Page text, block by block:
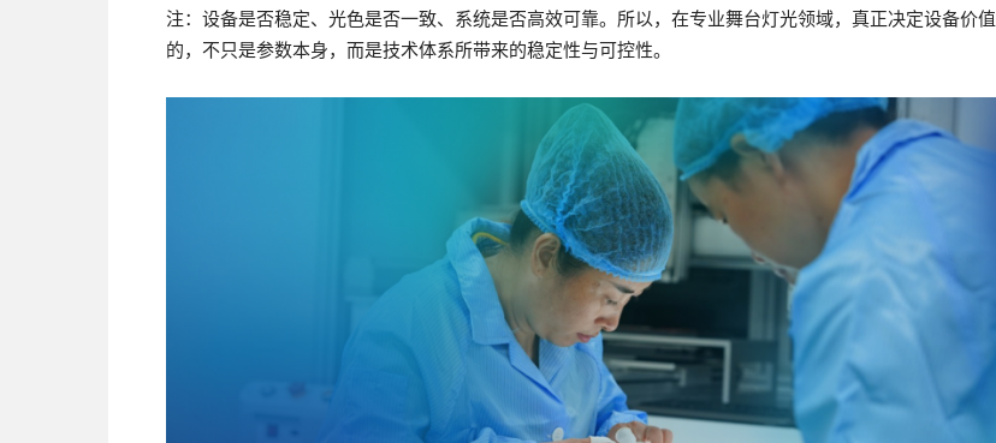
注：设备是否稳定、光色是否一致、系统是否高效可靠。所以，在专业舞台灯光领域，真正决定设备价值
的，不只是参数本身，而是技术体系所带来的稳定性与可控性。